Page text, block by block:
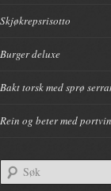
Skjøkrepsrisotto
Burger deluxe
Bakt torsk med sprø
Rein og beter med